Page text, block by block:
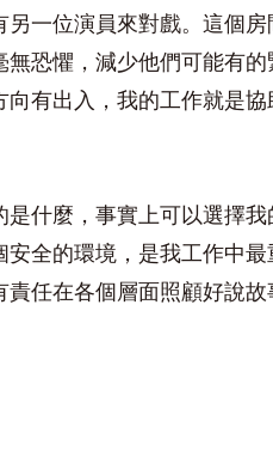
一位演員來對戲。這個
恐懼，減少他們可能有的
有出入，我的工作就是協
什麼，事實上可以選擇
全的環境，是我工作中最
任在各個層面照顧好說故